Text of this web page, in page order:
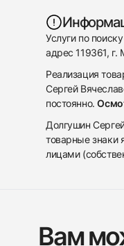
Услуги по
адрес 119361, г.
Реализация
Сергей
постоянно.
Долгушин
товарные знаки
лицами
Вам